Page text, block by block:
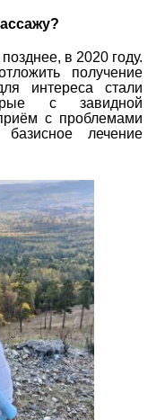
в 2020 году.
получение
интереса стали
с завидной
с проблемами
лечение